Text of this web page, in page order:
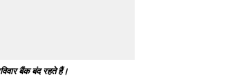
बैंक बंद रहते हैं।